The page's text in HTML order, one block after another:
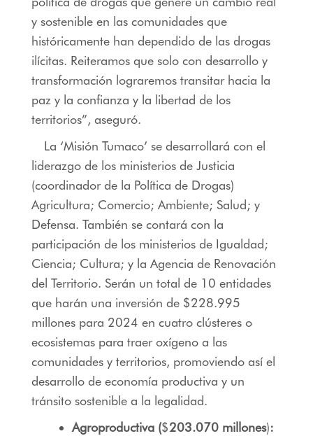
y sostenible en las comunidades que
históricamente han dependido de las drogas
ilícitas. Reiteramos que solo con desarrollo y
transformación lograremos transitar hacia la
paz y la confianza y la libertad de los
territorios”, aseguró.
La ‘Misión Tumaco’ se desarrollará con el
liderazgo de los ministerios de Justicia
(coordinador de la Política de Drogas)
Agricultura; Comercio; Ambiente; Salud; y
Defensa. También se contará con la
participación de los ministerios de Igualdad;
Ciencia; Cultura; y la Agencia de Renovación
del Territorio. Serán un total de 10 entidades
que harán una inversión de $228.995
millones para 2024 en cuatro clústeres o
ecosistemas para traer oxígeno a las
comunidades y territorios, promoviendo así el
desarrollo de economía productiva y un
tránsito sostenible a la legalidad.
Agroproductiva ($203.070 millones):